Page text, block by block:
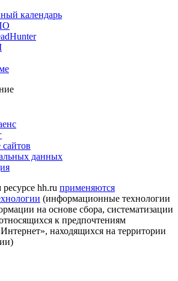
календарь
данных
hh.ru применяются
(информационные технологии
на основе сбора, систематизации
к предпочтениям
находящихся на территории